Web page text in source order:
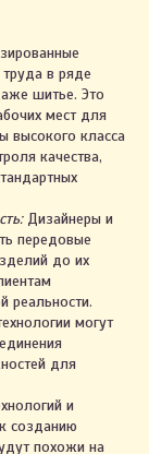
в ряде
шитье. Это
мест для
высокого класса
качества,
Дизайнеры и
передовые
до их
реальности.
могут
для
и
созданию
похожи на